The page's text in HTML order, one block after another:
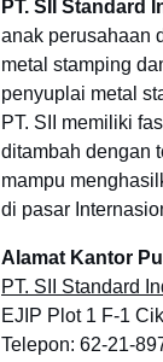
PT. SII Standard
anak perusahaan
metal stamping
penyuplai metal
PT. SII memiliki
ditambah dengan
mampu
di pasar
Alamat Kantor
PT. SII Standard
EJIP Plot 1 F-1
Telepon: 62-21-